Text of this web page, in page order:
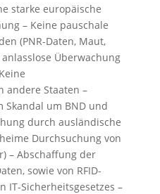
starke europäische
– Keine pauschale
(PNR-Daten, Maut,
Überwachung
andere Staaten –
Skandal um BND und
durch ausländische
Durchsuchung von
– Abschaffung der
sowie von RFID-
IT-Sicherheitsgesetzes –